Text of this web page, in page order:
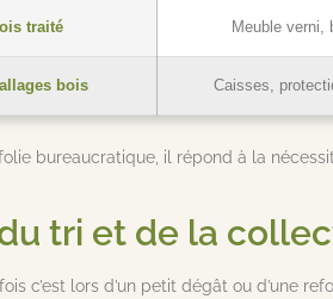
traité Meuble verni,
bois Caisses,
bureaucratique, il répond à la
tri et de la
c’est lors d’un petit dégât ou d’une